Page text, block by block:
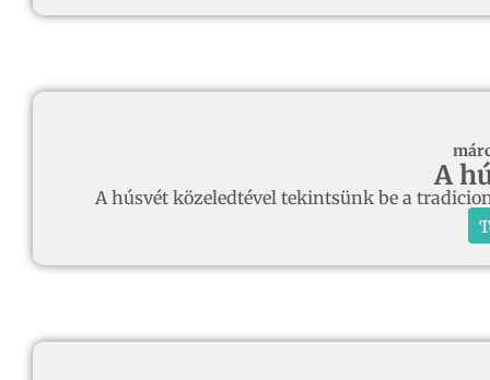
A
A húsvét közeledtével tekintsünk be a